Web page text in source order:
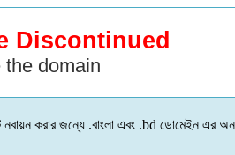
Discontinued
domain
নবায়ন করার জন্যে .বাংলা এবং .bdডোমেইন এর